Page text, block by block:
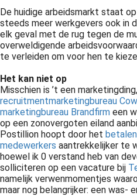
De huidige arbeidsmarkt staat
steeds meer werkgevers ook in
elk geval met de rug tegen de
overweldigende
te verleiden om voor hen te
Het kan niet op
Misschien is ’t een
recruitmentmarketingbureau
marketingbureau Brandfirm een
op een zonovergoten eiland
Postillion hoopt door het
medewerkers aantrekkelijker te
hoewel ik 0 verstand heb van
solliciteren op een vacature bij
namelijk verwenmomentjes
maar nog belangrijker: een was-
van